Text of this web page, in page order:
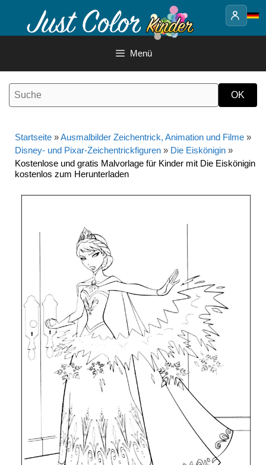
Inhalt
Menü
Startseite »Ausmalbilder Zeichentrick, Animation und Filme »
Disney- und Pixar-Zeichentrickfiguren » Die Eiskönigin »
Kostenlose und gratis Malvorlage für Kinder mit Die Eiskönigin
kostenlos zum Herunterladen